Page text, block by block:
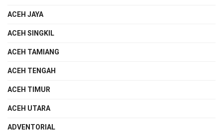
ACEH JAYA
ACEH SINGKIL
ACEH TAMIANG
ACEH TENGAH
ACEH TIMUR
ACEH UTARA
ADVENTORIAL